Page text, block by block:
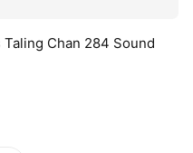
Chan 284 Sound